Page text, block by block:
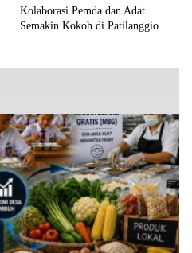
Kolaborasi Pemda dan Adat
Semakin Kokoh di Patilanggio